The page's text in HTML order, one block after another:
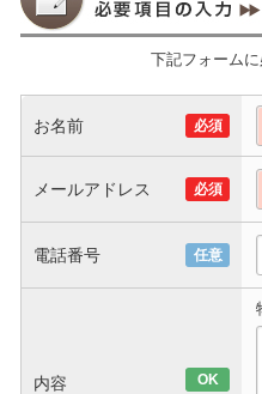
下記フォーム
お名前 必須
メールアドレス 必須
電話番号 任意
内容 OK